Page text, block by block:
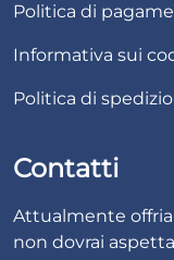
Politica di
Informativa sui
Politica di
Contatti
Attualmente
non dovrai